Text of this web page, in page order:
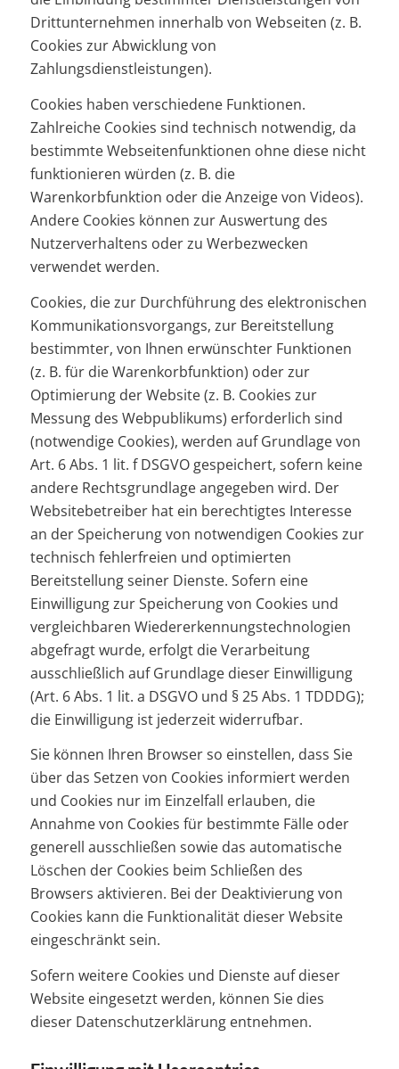
Drittunternehmen innerhalb von Webseiten (z. B.
Cookies zur Abwicklung von
Zahlungsdienstleistungen).
Cookies haben verschiedene Funktionen.
Zahlreiche Cookies sind technisch notwendig, da
bestimmte Webseitenfunktionen ohne diese nicht
funktionieren würden (z. B. die
Warenkorbfunktion oder die Anzeige von Videos).
Andere Cookies können zur Auswertung des
Nutzerverhaltens oder zu Werbezwecken
verwendet werden.
Cookies, die zur Durchführung des elektronischen
Kommunikationsvorgangs, zur Bereitstellung
bestimmter, von Ihnen erwünschter Funktionen
(z. B. für die Warenkorbfunktion) oder zur
Optimierung der Website (z. B. Cookies zur
Messung des Webpublikums) erforderlich sind
(notwendige Cookies), werden auf Grundlage von
Art. 6 Abs. 1 lit. f DSGVO gespeichert, sofern keine
andere Rechtsgrundlage angegeben wird. Der
Websitebetreiber hat ein berechtigtes Interesse
an der Speicherung von notwendigen Cookies zur
technisch fehlerfreien und optimierten
Bereitstellung seiner Dienste. Sofern eine
Einwilligung zur Speicherung von Cookies und
vergleichbaren Wiedererkennungstechnologien
abgefragt wurde, erfolgt die Verarbeitung
ausschließlich auf Grundlage dieser Einwilligung
(Art. 6 Abs. 1 lit. a DSGVO und § 25 Abs. 1 TDDDG);
die Einwilligung ist jederzeit widerrufbar.
Sie können Ihren Browser so einstellen, dass Sie
über das Setzen von Cookies informiert werden
und Cookies nur im Einzelfall erlauben, die
Annahme von Cookies für bestimmte Fälle oder
generell ausschließen sowie das automatische
Löschen der Cookies beim Schließen des
Browsers aktivieren. Bei der Deaktivierung von
Cookies kann die Funktionalität dieser Website
eingeschränkt sein.
Sofern weitere Cookies und Dienste auf dieser
Website eingesetzt werden, können Sie dies
dieser Datenschutzerklärung entnehmen.